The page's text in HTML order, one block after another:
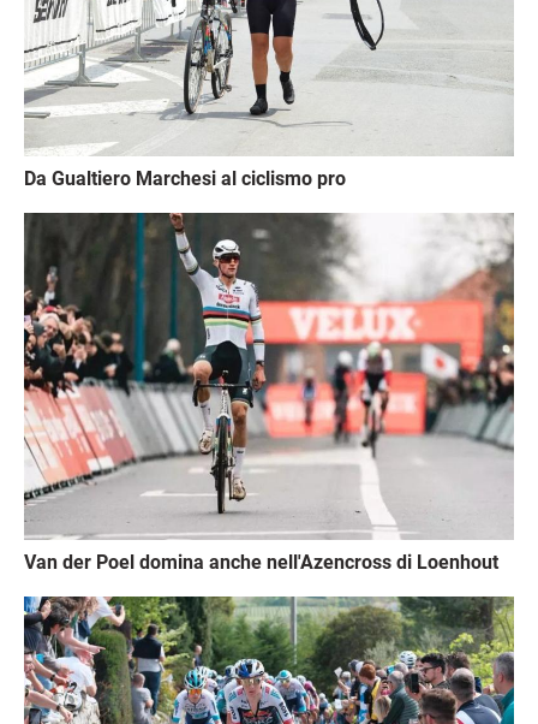
Da Gualtiero Marchesi al ciclismo pro
Van der Poel domina anche nell'Azencross di Loenhout
Immagine